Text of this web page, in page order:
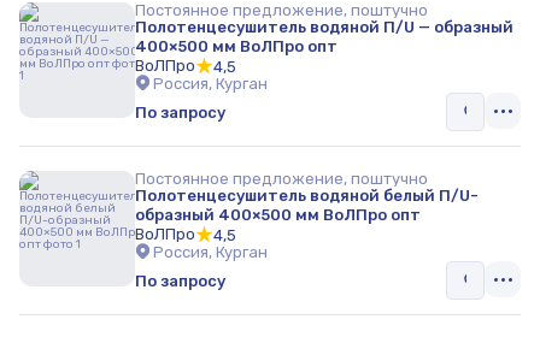
Постоянное предложение, поштучно
Полотенцесушитель водяной П/U — образный
400×500 мм ВоЛПро опт
ВоЛПро
4,5
Россия, Курган
По запросу
Постоянное предложение, поштучно
Полотенцесушитель водяной белый П/U-
образный 400×500 мм ВоЛПро опт
ВоЛПро
4,5
Россия, Курган
По запросу